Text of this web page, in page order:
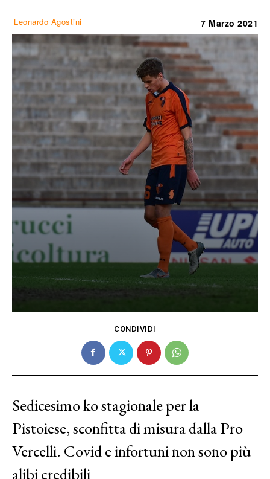
Leonardo Agostini 7 Marzo 2021
CONDIVIDI
Sedicesimo ko stagionale per la
Pistoiese, sconfitta di misura dalla Pro
Vercelli. Covid e infortuni non sono più
alibi credibili